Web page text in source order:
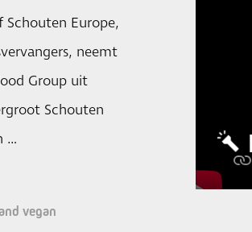
Schouten Europe,
neemt
Group uit
Schouten
…
vegan